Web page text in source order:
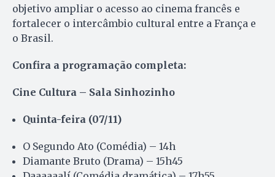
objetivo ampliar o acesso ao cinema francês e
fortalecer o intercâmbio cultural entre a França e
o Brasil.
Confira a programação completa:
Cine Cultura – Sala Sinhozinho
Quinta-feira (07/11)
O Segundo Ato (Comédia) – 14h
Diamante Bruto (Drama) – 15h45